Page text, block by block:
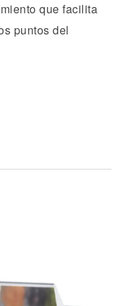
que facilita
puntos del